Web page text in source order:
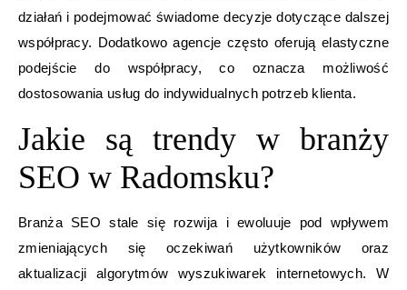
działań i podejmować świadome decyzje dotyczące dalszej
współpracy. Dodatkowo agencje często oferują elastyczne
podejście do współpracy, co oznacza możliwość
dostosowania usług do indywidualnych potrzeb klienta.
Jakie są trendy w branży
SEO w Radomsku?
Branża SEO stale się rozwija i ewoluuje pod wpływem
zmieniających się oczekiwań użytkowników oraz
aktualizacji algorytmów wyszukiwarek internetowych. W